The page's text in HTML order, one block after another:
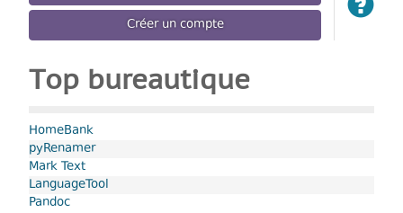
Créer un compte
Top bureautique
HomeBank
pyRenamer
Mark Text
LanguageTool
Pandoc